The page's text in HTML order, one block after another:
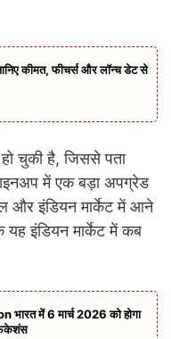
कीमत, फीचर्स और लॉन्च डेट से
चुकी है, जिससे पता
में एक बड़ा अपग्रेड
और इंडियन मार्केट में आने
यह इंडियन मार्केट में कब
में 6 मार्च 2026 को होगा